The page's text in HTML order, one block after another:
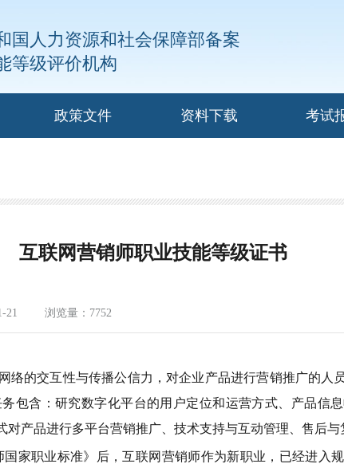
国人力资源和社会保障部备案
等级评价机构
政策文件 资料下载 考试
互联网营销师职业技能等级证书
21 浏览量：7752
络的交互性与传播公信力，对企业产品进行营销推广的人
包含：研究数字化平台的用户定位和运营方式、产品信
产品进行多平台营销推广、技术支持与互动管理、售后与
家职业标准》后，互联网营销师作为新职业，已经进入